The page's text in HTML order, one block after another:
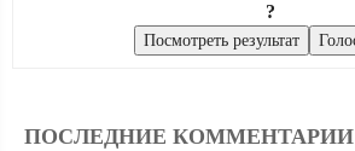
?
ПОСЛЕДНИЕ КОММЕНТАРИИ